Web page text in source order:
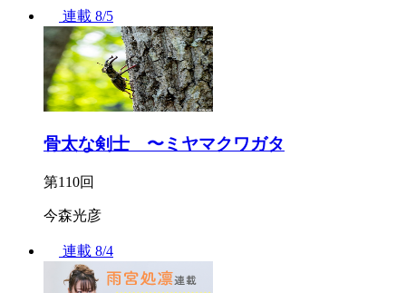
連載 8/5
骨太な剣士 〜ミヤマクワガタ
第110回
今森光彦
連載 8/4